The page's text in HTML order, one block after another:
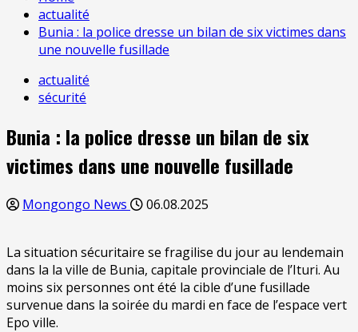
actualité
Bunia : la police dresse un bilan de six victimes dans
une nouvelle fusillade
actualité
sécurité
Bunia : la police dresse un bilan de six
victimes dans une nouvelle fusillade
Mongongo News 06.08.2025
La situation sécuritaire se fragilise du jour au lendemain
dans la la ville de Bunia, capitale provinciale de l’Ituri. Au
moins six personnes ont été la cible d’une fusillade
survenue dans la soirée du mardi en face de l’espace vert
Epo ville.